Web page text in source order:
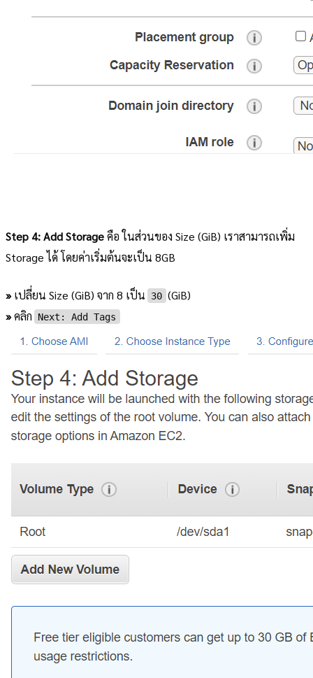
Step 4: Add Storageคือ ในส่วนของ Size (GiB) เราสามารถเพิ่ม
Storage ได้ โดยค่าเริ่มต้นจะเป็น 8GB
»เปลี่ยน Size (GiB) จาก 8 เป็น 30 (GiB)
»คลิก Next: Add Tags